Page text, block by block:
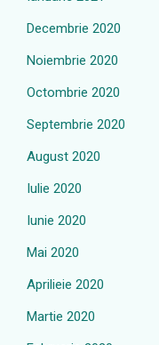
Decembrie 2020
Noiembrie 2020
Octombrie 2020
Septembrie 2020
August 2020
Iulie 2020
Iunie 2020
Mai 2020
Aprilieie 2020
Martie 2020